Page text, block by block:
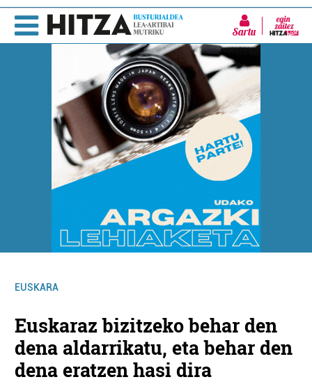
Sartu
EUSKARA
Euskaraz bizitzeko behar den
dena aldarrikatu, eta behar den
dena eratzen hasi dira